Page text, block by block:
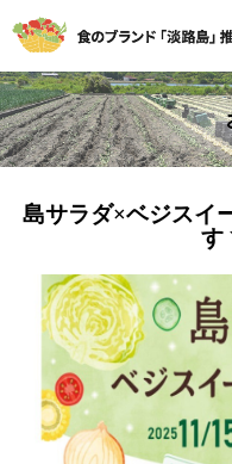
島サラダ×ベジスイ
す